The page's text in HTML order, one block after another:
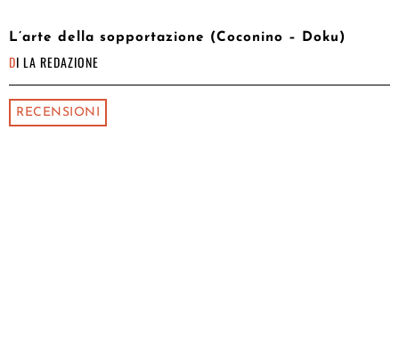
L’arte della sopportazione (Coconino – Doku)
DI LA REDAZIONE
RECENSIONI